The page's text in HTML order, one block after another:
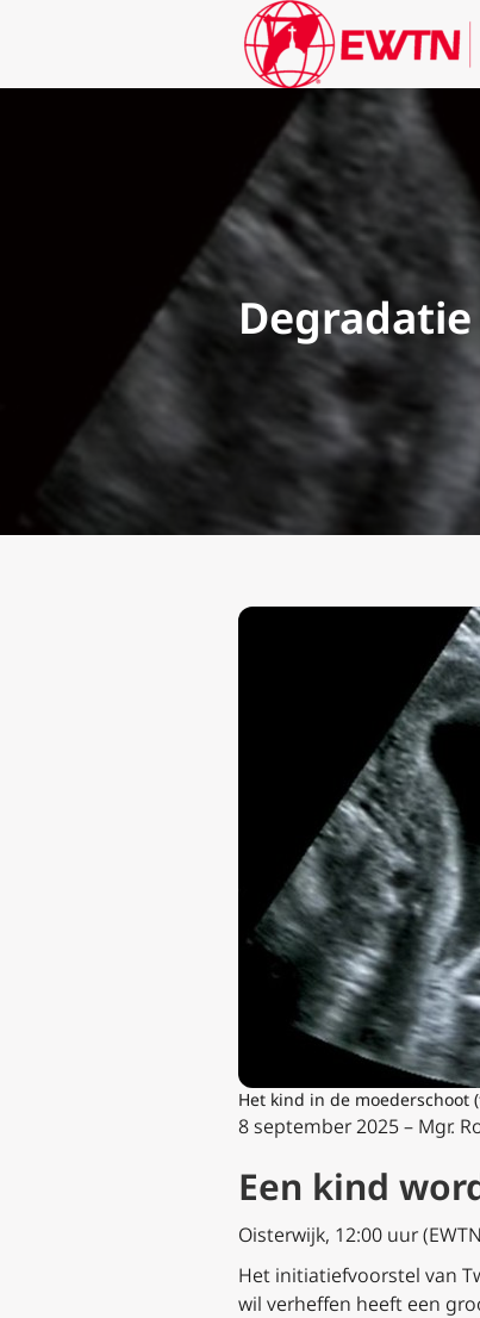
Het kind in de moederschoot
8 september 2025 – Mgr.
Een kind
Oisterwijk, 12:00 uur
Het initiatiefvoorstel van
wil verheffen heeft een